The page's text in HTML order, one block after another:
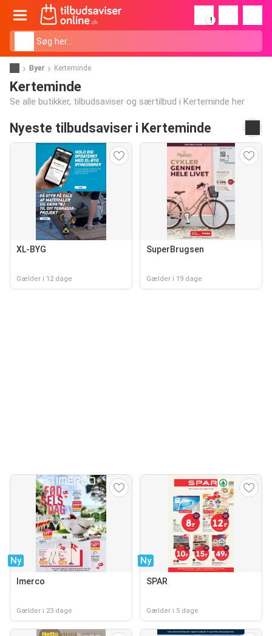
!
Byer Kerteminde
Kerteminde
Se alle butikker, tilbudsaviser og særtilbud i Kerteminde her
Nyeste tilbudsaviser i Kerteminde
XL-BYG
Gælder i 12 dage
SuperBrugsen
Gælder i 19 dage
Ny
Imerco
Gælder i 23 dage
Ny
SPAR
Gælder i 5 dage